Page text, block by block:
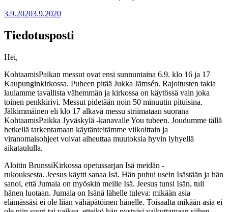
Julkaistu
3.9.20203.9.2020
Tiedotusposti
Hei,
KohtaamisPaikan messut ovat ensi sunnuntaina 6.9. klo 16 ja 17
Kaupunginkirkossa. Puheen pitää Jukka Jämsén. Rajoitusten takia
laulamme tavallista vähemmän ja kirkossa on käytössä vain joka
toinen penkkirivi. Messut pidetään noin 50 minuutin pituisina.
Jälkimmäinen eli klo 17 alkava messu striimataan suorana
KohtaamisPaikka Jyväskylä -kanavalle You tubeen. Joudumme tällä
hetkellä tarkentamaan käytänteitämme viikoittain ja
viranomaisohjeet voivat aiheuttaa muutoksia hyvin lyhyellä
aikataululla.
Aloitin BrunssiKirkossa opetussarjan Isä meidän -
rukouksesta. Jeesus käytti sanaa Isä. Hän puhui usein Isästään ja hän
sanoi, että Jumala on myöskin meille Isä. Jeesus tunsi Isän, tuli
hänen luotaan. Jumala on Isänä lähelle tuleva: mikään asia
elämässäsi ei ole liian vähäpätöinen hänelle. Toisaalta mikään asia ei